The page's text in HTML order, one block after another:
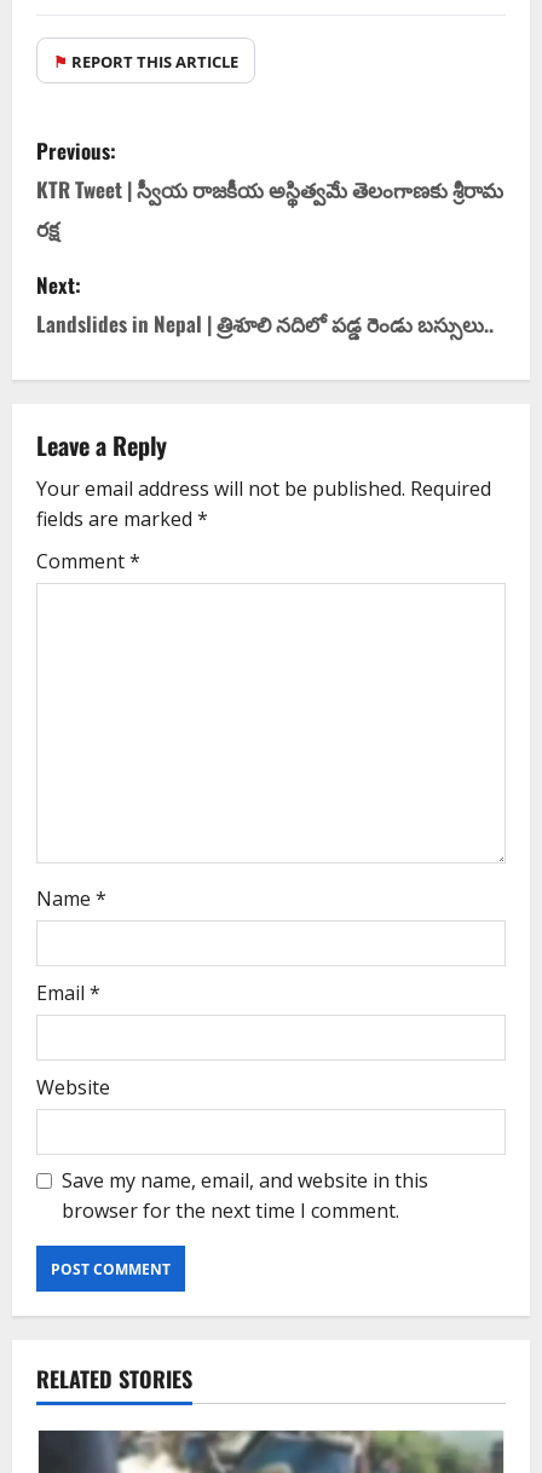
⚑ REPORT THIS ARTICLE
Previous:
KTR Tweet | స్వీయ రాజకీయ అస్థిత్వమే తెలంగాణకు శ్రీరామ
రక్ష
Next:
Landslides in Nepal | త్రిశూలి న‌దిలో ప‌డ్డ రెండు బ‌స్సులు..
Leave a Reply
Your email address will not be published. Required
fields are marked *
Comment*
Name *
Email *
Website
Save my name, email, and website in this
browser for the next time I comment.
RELATED STORIES